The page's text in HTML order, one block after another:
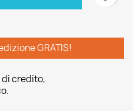
GRATIS!
di credito,